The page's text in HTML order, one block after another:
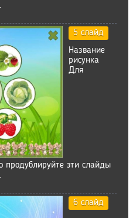
5 слайд
Название
рисунка
Для
продублируйте эти слайды
6 слайд